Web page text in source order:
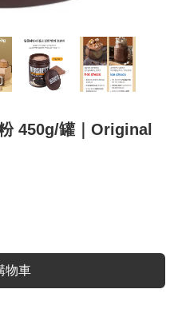
450g/罐｜Original
物車